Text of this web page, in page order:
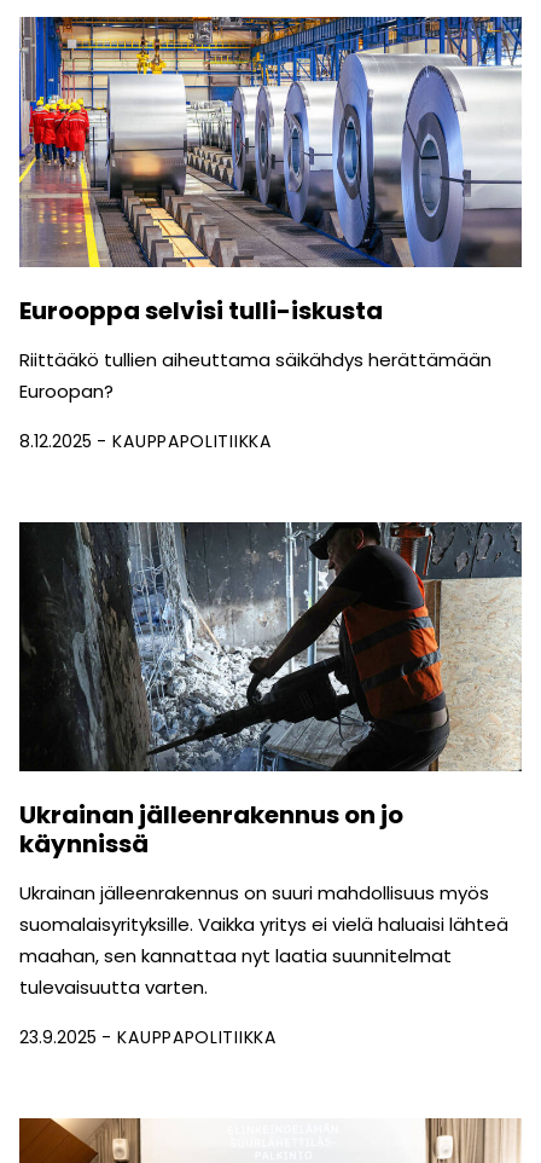
Eurooppa selvisi tulli-iskusta
Riittääkö tullien aiheuttama säikähdys herättämään
Euroopan?
8.12.2025 KAUPPAPOLITIIKKA
Ukrainan jälleenrakennus on jo
käynnissä
Ukrainan jälleenrakennus on suuri mahdollisuus myös
suomalaisyrityksille. Vaikka yritys ei vielä haluaisi lähteä
maahan, sen kannattaa nyt laatia suunnitelmat
tulevaisuutta varten.
23.9.2025 KAUPPAPOLITIIKKA